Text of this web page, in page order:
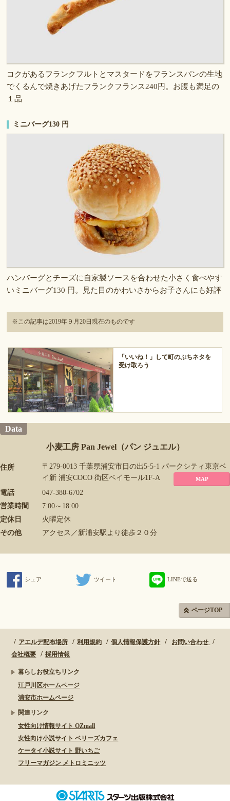
コクがあるフランクフルトとマスタードをフランスパンの生地
でくるんで焼きあげたフランクフランス240円。お腹も満足の
１品
ミニバーグ130 円
ハンバーグとチーズに自家製ソースを合わせた小さく食べやす
いミニバーグ130 円。見た目のかわいさからお子さんにも好評
※この記事は2019年９月20日現在のものです
「いいね！」して町のぷちネタを
受け取ろう
Data
小麦工房 Pan Jewel（パン ジュエル）
住所
〒279-0013 千葉県浦安市日の出5-5-1 パークシティ東京ベ
イ新 浦安COCO 街区ベイモール1F-A
MAP
電話
047-380-6702
営業時間
7:00～18:00
定休日
火曜定休
その他
アクセス／新浦安駅より徒歩２０分
シェア ツイート LINEで送る
ページTOP
アエルデ配布場所 利用規約 個人情報保護方針
お問い合わせ
会社概要
採用情報
暮らしお役立ちリンク
江戸川区ホームページ
浦安市ホームページ
関連リンク
女性向け情報サイト OZmall
女性向け小説サイト ベリーズカフェ
ケータイ小説サイト 野いちご
フリーマガジン メトロミニッツ